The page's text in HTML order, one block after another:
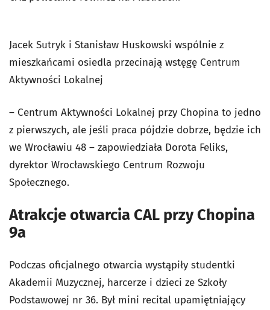
Jacek Sutryk i Stanisław Huskowski wspólnie z
mieszkańcami osiedla przecinają wstęgę Centrum
Aktywności Lokalnej
– Centrum Aktywności Lokalnej przy Chopina to jedno
z pierwszych, ale jeśli praca pójdzie dobrze, będzie ich
we Wrocławiu 48 – zapowiedziała Dorota Feliks,
dyrektor Wrocławskiego Centrum Rozwoju
Społecznego.
Atrakcje otwarcia CAL przy Chopina
9a
Podczas oficjalnego otwarcia wystąpiły studentki
Akademii Muzycznej, harcerze i dzieci ze Szkoły
Podstawowej nr 36. Był mini recital upamiętniający